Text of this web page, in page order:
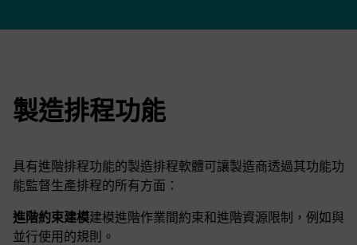
製造排程功能
具有進階排程功能的製造排程軟體可讓製造商透過其功能功
能監督生產排程的所有方面：
進階約束建模建模進階作業間約束和進階資源限制，例如與
並行使用的規則。